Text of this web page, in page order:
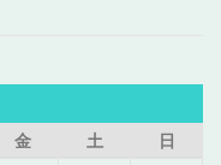
金 土
日